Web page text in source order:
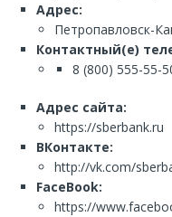
Адрес:
Петропавловск-
Контактный(е)
8 (800) 555-55-
Адрес сайта:
https://sberbank.ru
ВКонтакте:
http://vk.com/
FaceBook:
https://